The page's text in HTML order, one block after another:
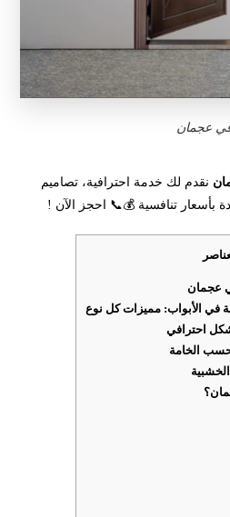
عجمان
نقدم لك خدمة احترافية، تصاميم
بأسعار تنافسية 💰📞 احجز الآن !
عجمان
في الأبواب: مميزات كل نوع
احترافي
حسب الخامة